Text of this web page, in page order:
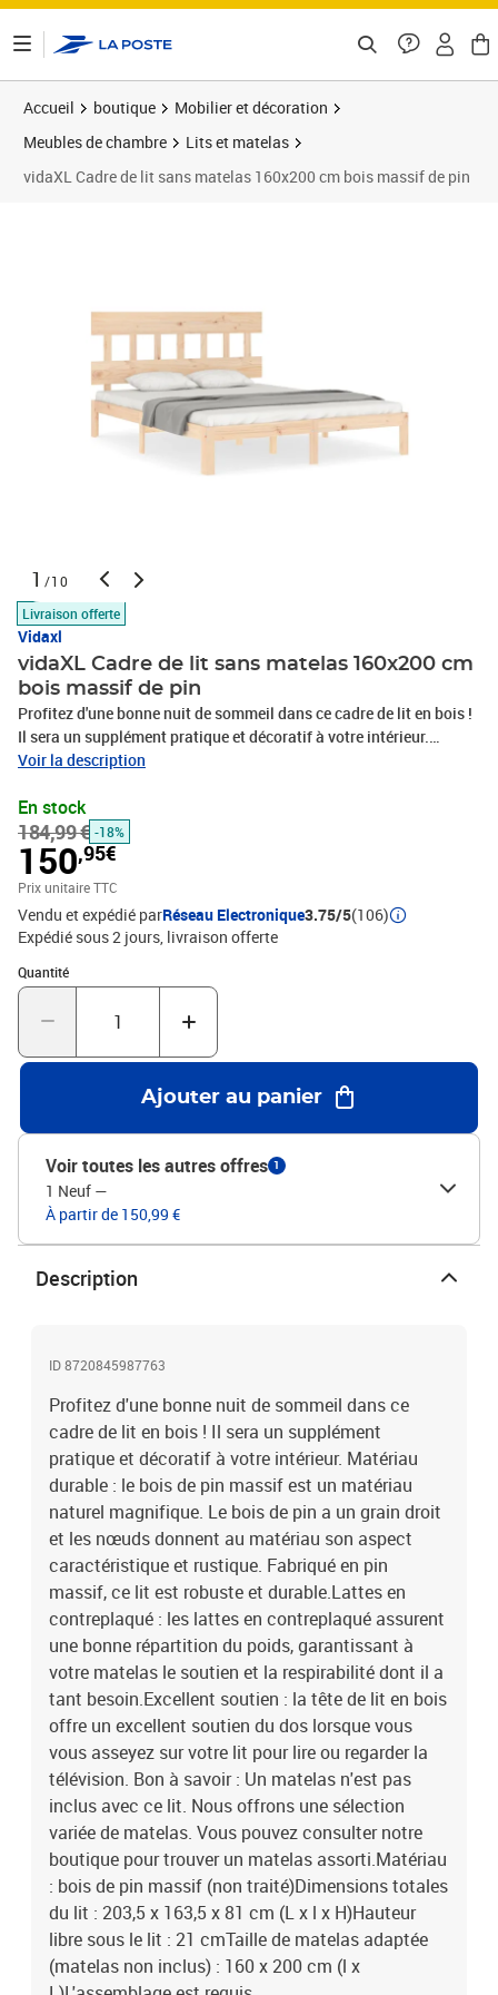
Accueil boutique
Mobilier et décoration
Meubles de chambre
Lits et matelas
vidaXL Cadre de lit sans matelas 160x200 cm bois massif de pin
1 /10
Livraison offerte
Vidaxl
vidaXL Cadre de lit sans matelas 160x200 cm
bois massif de pin
Profitez d'une bonne nuit de sommeil dans ce cadre de lit en bois !
Il sera un supplément pratique et décoratif à votre intérieur.
Matériau durable : le bois de pin massif est un matériau naturel
au matériau son aspect caractéristique et rustique. Fabriqué en
pin massif, ce lit est robuste et durable.Lattes en contreplaqué :
les lattes en contreplaqué assurent une bonne répartition du
poids, garantissant à votre matelas le soutien et la respirabilité
dont il a tant besoin.Excellent soutien : la tête de lit en bois offre
un excellent soutien du dos lorsque vous vous asseyez sur votre lit
pour lire ou regarder la télévision. Bon à savoir : Un matelas n'est
pas inclus avec ce lit. Nous offrons une sélection variée de
matelas. Vous pouvez consulter notre boutique pour trouver un
matelas assorti.Matériau : bois de pin massif (non
H)Hauteur libre sous le lit : 21 cmTaille de matelas adaptée
(matelas non inclus) : 160 x 200 cm (l x L)L'assemblage est requis
Voir la description
En stock
184,99 € -18%
150,95€
Prix unitaire TTC
Vendu et expédié parRéseau Electronique3.75/5(106)
Expédié sous 2 jours livraison offerte
Quantité
Quantité : 1
Ajouter au panier
Voir toutes les autres offres 1
1 Neuf —
À partir de 150,99 €
Description
ID 8720845987763
Profitez d'une bonne nuit de sommeil dans ce
cadre de lit en bois ! Il sera un supplément
pratique et décoratif à votre intérieur. Matériau
durable : le bois de pin massif est un matériau
naturel magnifique. Le bois de pin a un grain droit
et les nœuds donnent au matériau son aspect
caractéristique et rustique. Fabriqué en pin
massif, ce lit est robuste et durable.Lattes en
contreplaqué : les lattes en contreplaqué assurent
une bonne répartition du poids, garantissant à
votre matelas le soutien et la respirabilité dont il a
tant besoin.Excellent soutien : la tête de lit en bois
offre un excellent soutien du dos lorsque vous
vous asseyez sur votre lit pour lire ou regarder la
télévision. Bon à savoir : Un matelas n'est pas
inclus avec ce lit. Nous offrons une sélection
variée de matelas. Vous pouvez consulter notre
boutique pour trouver un matelas assorti.Matériau
: bois de pin massif (non traité)Dimensions totales
du lit : 203,5 x 163,5 x 81 cm (L x l x H)Hauteur
libre sous le lit : 21 cmTaille de matelas adaptée
(matelas non inclus) : 160 x 200 cm (l x